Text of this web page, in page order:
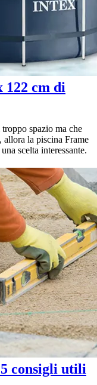
122 cm di
spazio ma che
la piscina Frame
scelta interessante.
consigli utili